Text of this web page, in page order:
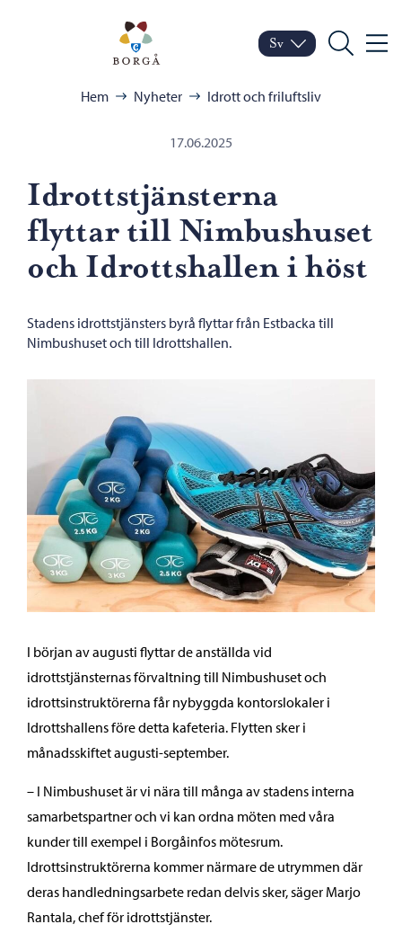
Porvoo – Gå till
Byt språk
Nuvarande språk:
Sv
Sök Meny
Hem Nyheter Idrott och friluftsliv
17.06.2025
Idrottstjänsterna
flyttar till Nimbushuset
och Idrottshallen i höst
Stadens idrottstjänsters byrå flyttar från Estbacka till
Nimbushuset och till Idrottshallen.
I början av augusti flyttar de anställda vid
idrottstjänsternas förvaltning till Nimbushuset och
idrottsinstruktörerna får nybyggda kontorslokaler i
Idrottshallens före detta kafeteria. Flytten sker i
månadsskiftet augusti-september.
– I Nimbushuset är vi nära till många av stadens interna
samarbetspartner och vi kan ordna möten med våra
kunder till exempel i Borgåinfos mötesrum.
Idrottsinstruktörerna kommer närmare de utrymmen där
deras handledningsarbete redan delvis sker, säger Marjo
Rantala, chef för idrottstjänster.